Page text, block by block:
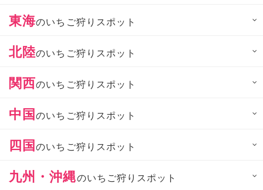
東海のいちご狩りスポット
北陸のいちご狩りスポット
関西のいちご狩りスポット
中国のいちご狩りスポット
四国のいちご狩りスポット
九州・沖縄のいちご狩りスポット